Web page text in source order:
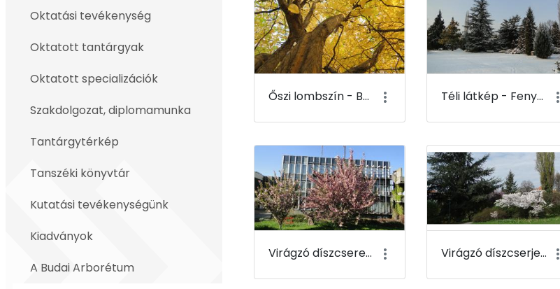
Oktatási tevékenység
Oktatott tantárgyak
Oktatott specializációk
Szakdolgozat, diplomamunka
Tantárgytérkép
Tanszéki könyvtár
Kutatási tevékenységünk
Kiadványok
A Budai Arborétum
Őszi lombszín - Budai Arborétum Téli látkép - Fenyves tisztás - alsó-kert - Budai Arborétum
Virágzó díszcseresznyék a K-épület tanszéki szárnya mellett - Budai Arborétum Virágzó díszcserje (Prunus yedoensis) - Budai Arborétum